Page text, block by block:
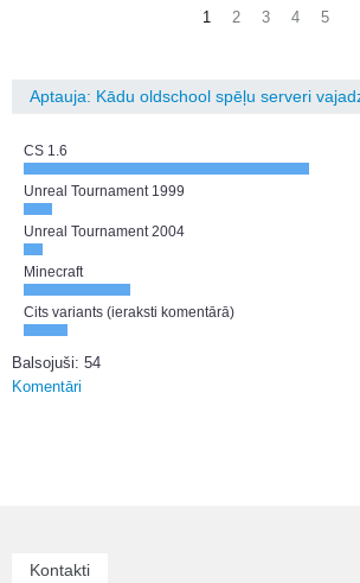
1 2 3 4 5
Aptauja: Kādu oldschool spēļu serveri
CS 1.6
Unreal Tournament 1999
Unreal Tournament 2004
Minecraft
Cits variants (ieraksti komentārā)
Balsojuši: 54
Komentāri
Kontakti